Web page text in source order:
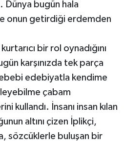
Dünya bugün hala
onun getirdiği erdemden
bir rol oynadığını
karşınızda tek parça
edebiyatla kendime
çabam
kullandı. İnsanı insan kılan
altını çizen İplikçi,
sözcüklerle buluşan bir